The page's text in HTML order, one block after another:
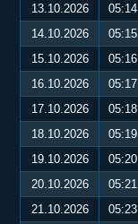
13.10.2026
05:14
14.10.2026
05:15
15.10.2026
05:16
16.10.2026
05:17
17.10.2026
05:18
18.10.2026
05:19
19.10.2026
05:20
20.10.2026
05:21
21.10.2026
05:23